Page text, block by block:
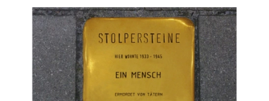
Foto's van de vereniging
ANBI
Contact
Zoeken